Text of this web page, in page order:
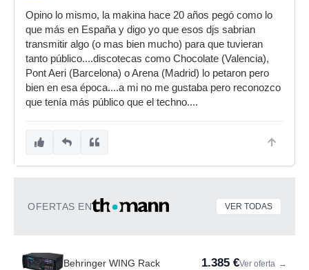
Opino lo mismo, la makina hace 20 años pegó como lo
que más en España y digo yo que esos djs sabrian
transmitir algo (o mas bien mucho) para que tuvieran
tanto público....discotecas como Chocolate (Valencia),
Pont Aeri (Barcelona) o Arena (Madrid) lo petaron pero
bien en esa época....a mi no me gustaba pero reconozco
que tenía más público que el techno....
OFERTAS EN VER TODAS
Behringer WING Rack 1.385 €Ver oferta →